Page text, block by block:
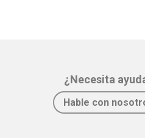
¿Necesita
Hable con